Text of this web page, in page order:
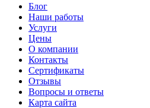
Блог
Наши работы
Услуги
Цены
О компании
Контакты
Cертификаты
Отзывы
Вопросы и ответы
Карта сайта